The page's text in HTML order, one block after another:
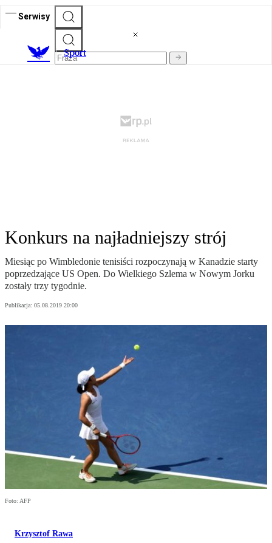
Serwisy
Sport
Konkurs na najładniejszy strój
Miesiąc po Wimbledonie tenisiści rozpoczynają w Kanadzie starty
poprzedzające US Open. Do Wielkiego Szlema w Nowym Jorku
zostały trzy tygodnie.
Publikacja: 05.08.2019 20:00
Foto: AFP
Krzysztof Rawa